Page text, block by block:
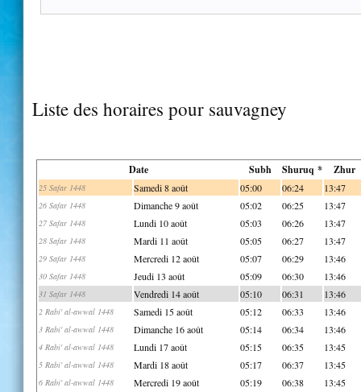
Liste des horaires pour sauvagney
Date Subh Shuruq * Zhur
25 Safar 1448 Samedi 8 août 05:00 06:24 13:47
26 Safar 1448 Dimanche 9 août 05:02 06:25 13:47
27 Safar 1448 Lundi 10 août 05:03 06:26 13:47
28 Safar 1448 Mardi 11 août 05:05 06:27 13:47
29 Safar 1448 Mercredi 12 août 05:07 06:29 13:46
30 Safar 1448 Jeudi 13 août 05:09 06:30 13:46
31 Safar 1448 Vendredi 14 août 05:10 06:31 13:46
2 Rabi' al-awwal 1448 Samedi 15 août 05:12 06:33 13:46
3 Rabi' al-awwal 1448 Dimanche 16 août 05:14 06:34 13:46
4 Rabi' al-awwal 1448 Lundi 17 août 05:15 06:35 13:45
5 Rabi' al-awwal 1448 Mardi 18 août 05:17 06:37 13:45
6 Rabi' al-awwal 1448 Mercredi 19 août 05:19 06:38 13:45